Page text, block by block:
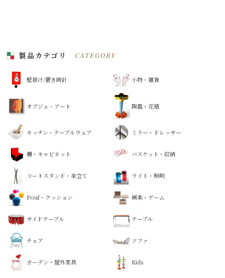
製品カテゴリ CATEGORY
壁掛け/置き時計 小物・雑貨
オブジェ・アート 陶器・花瓶
キッチン・テーブルウェア ミラー・ドレッサー
棚・キャビネット バスケット・収納
コートスタンド・傘立て ライト・照明
Pouf・クッション 娯楽・ゲーム
サイドテーブル テーブル
チェア ソファ
ガーデン・屋外家具 Kids